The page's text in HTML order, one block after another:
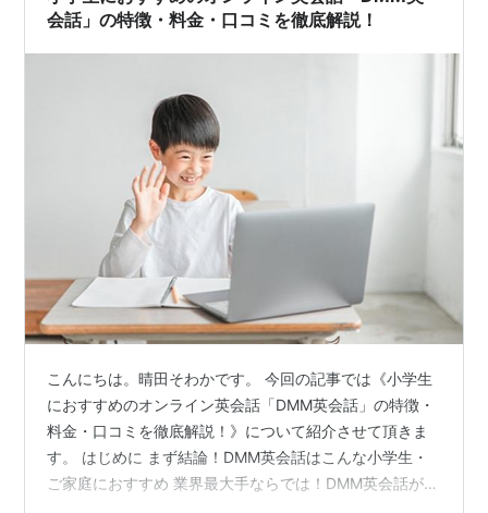
会話」の特徴・料金・口コミを徹底解説！
こんにちは。晴田そわかです。 今回の記事では《小学生
におすすめのオンライン英会話「DMM英会話」の特徴・
料金・口コミを徹底解説！》について紹介させて頂きま
す。 はじめに まず結論！DMM英会話はこんな小学生・
ご家庭におすすめ 業界最大手ならでは！DMM英会話が小